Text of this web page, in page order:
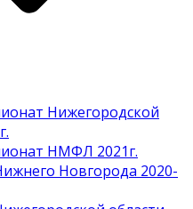
Нижегородской
НМФЛ 2021г.
Новгорода 2020-